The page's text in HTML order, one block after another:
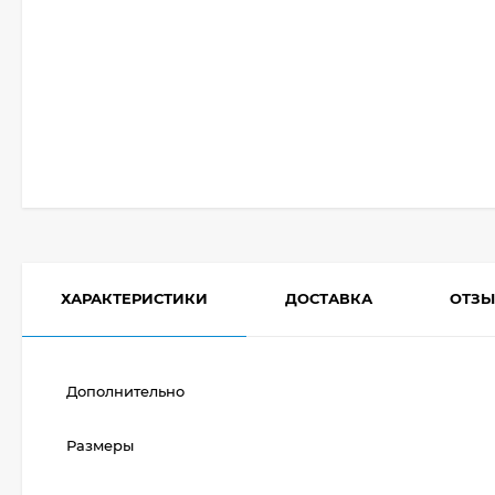
ХАРАКТЕРИСТИКИ ДОСТАВКА
Дополнительно
Размеры